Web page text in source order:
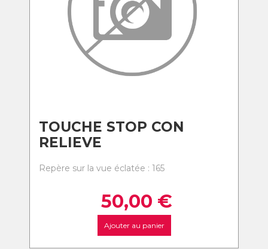
TOUCHE STOP CON
RELIEVE
Repère sur la vue éclatée : 165
50,00 €
Ajouter au panier